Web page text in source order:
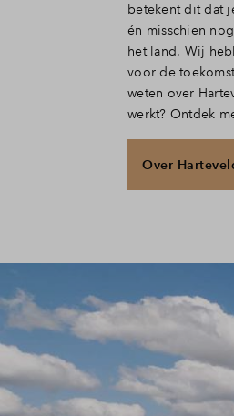
betekent dit dat
én misschien
het land. Wij
voor de
weten over
werkt? Ontdek
Over